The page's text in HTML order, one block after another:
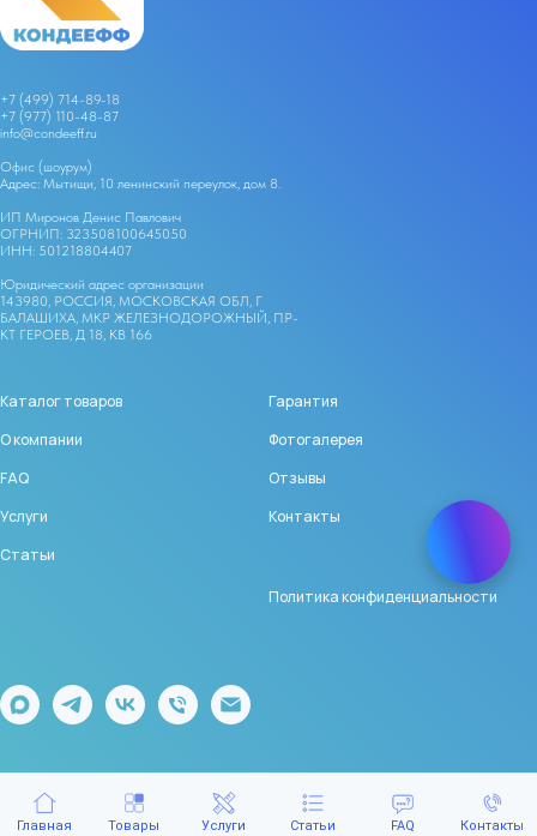
Главная Товары Услуги Статьи FAQ Контакты
+7 (499) 714-89-18
+7 (977) 110-48-87
info@condeeff.ru
Офис (шоурум)
Адрес: Мытищи, 10 ленинский переулок, дом 8.
ИП Миронов Денис Павлович
ОГРНИП: 323508100645050
ИНН: 501218804407
Юридический адрес организации
143980, РОССИЯ, МОСКОВСКАЯ ОБЛ, Г
БАЛАШИХА, МКР ЖЕЛЕЗНОДОРОЖНЫЙ, ПР-
КТ ГЕРОЕВ, Д 18, КВ 166
Каталог товаров
О компании
FAQ
Услуги
Статьи
Гарантия
Фотогалерея
Отзывы
Контакты
Политика конфиденциальности